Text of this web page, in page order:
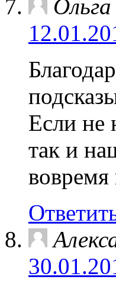
Если не
так и
вовремя